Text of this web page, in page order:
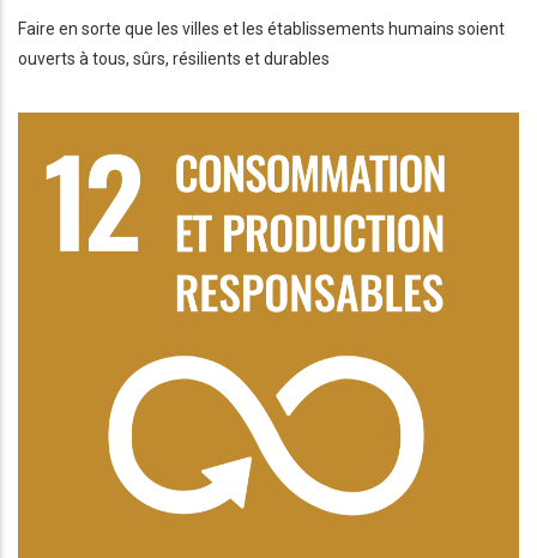
Faire en sorte que les villes et les établissements humains soient
ouverts à tous, sûrs, résilients et durables